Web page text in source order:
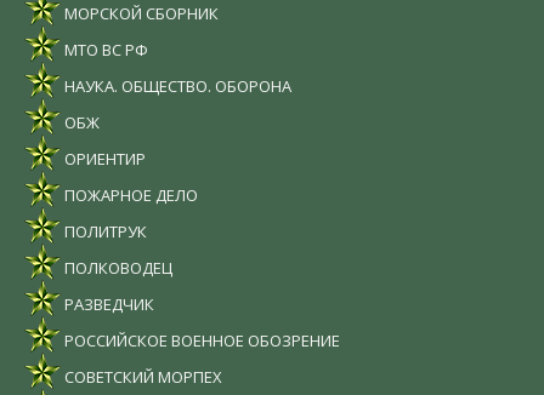
МОРСКОЙ СБОРНИК
МТО ВС РФ
НАУКА. ОБЩЕСТВО. ОБОРОНА
ОБЖ
ОРИЕНТИР
ПОЖАРНОЕ ДЕЛО
ПОЛИТРУК
ПОЛКОВОДЕЦ
РАЗВЕДЧИК
РОССИЙСКОЕ ВОЕННОЕ ОБОЗРЕНИЕ
СОВЕТСКИЙ МОРПЕХ